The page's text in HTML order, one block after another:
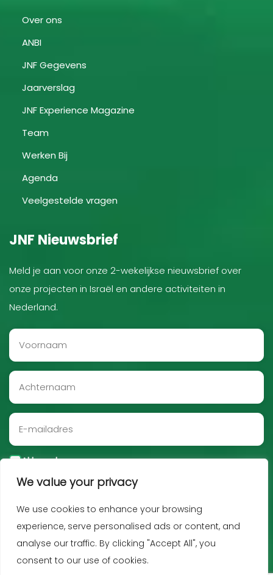
We value your privacy
We use cookies to enhance your browsing
experience, serve personalised ads or content, and
analyse our traffic. By clicking "Accept All", you
consent to our use of cookies.
Over ons
ANBI
JNF Gegevens
Jaarverslag
JNF Experience Magazine
Team
Werken Bij
Agenda
Veelgestelde vragen
JNF Nieuwsbrief
Meld je aan voor onze 2-wekelijkse nieuwsbrief over
onze projecten in Israël en andere activiteiten in
Nederland.
Akkoord